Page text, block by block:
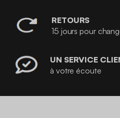
RETOURS
15 jours pour
UN SERVICE
à votre écoute